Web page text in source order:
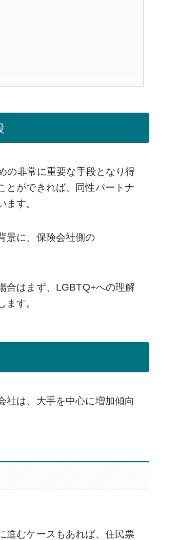
の非常に重要な手段となり得
とができれば、同性パートナ
す。
景に、保険会社側の
合はまず、LGBTQ+への理解
す。
社は、大手を中心に増加傾向
進むケースもあれば、住民票